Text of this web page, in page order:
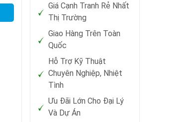
Giá Cạnh Tranh Rẻ Nhất
Thị Trường
Giao Hàng Trên Toàn
Quốc
Hỗ Trợ Kỹ Thuật
Chuyên Nghiệp, Nhiệt
Tình
Ưu Đãi Lớn Cho Đại Lý
Và Dự Án